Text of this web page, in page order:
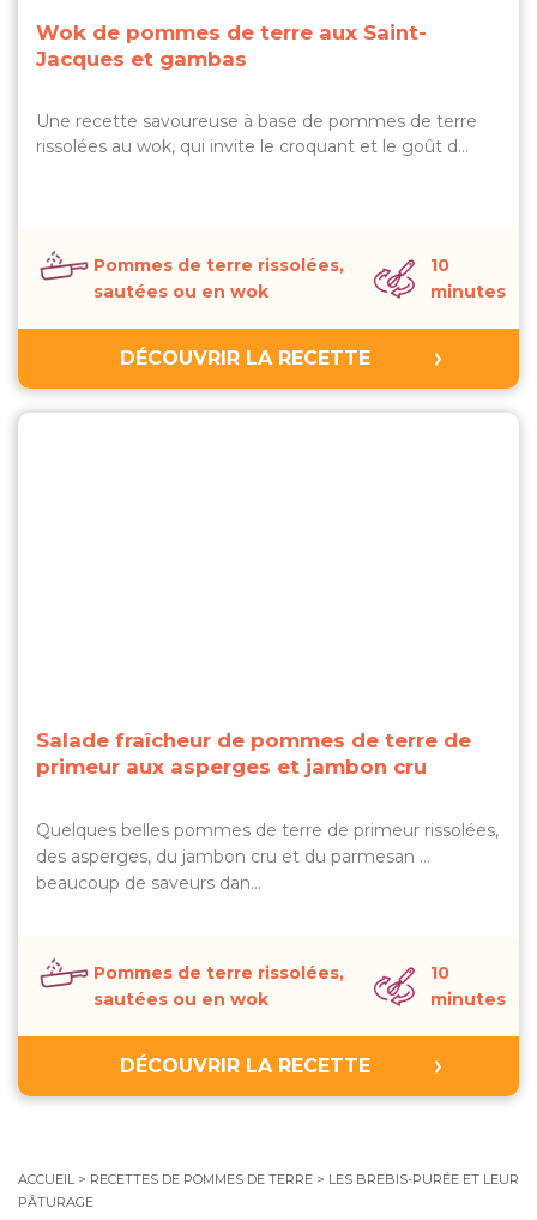
Wok de pommes de terre aux Saint-
Jacques et gambas
Une recette savoureuse à base de pommes de terre
rissolées au wok, qui invite le croquant et le goût d…
Pommes de terre rissolées,
sautées ou en wok
10
minutes
DÉCOUVRIR LA RECETTE
Salade fraîcheur de pommes de terre de
primeur aux asperges et jambon cru
Quelques belles pommes de terre de primeur rissolées,
des asperges, du jambon cru et du parmesan …
beaucoup de saveurs dan…
Pommes de terre rissolées,
sautées ou en wok
10
minutes
DÉCOUVRIR LA RECETTE
ACCUEIL> RECETTES DE POMMES DE TERRE > LES BREBIS-PURÉE ET LEUR
PÂTURAGE